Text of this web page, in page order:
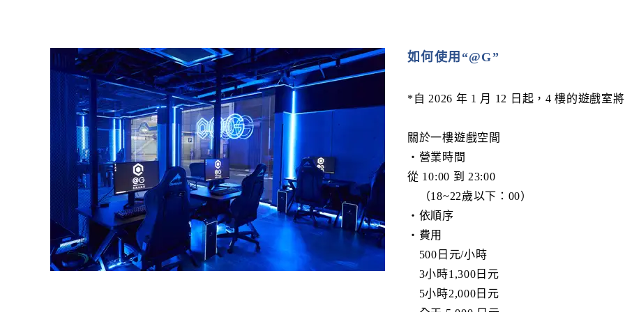
如何使用“@G”
*自 2026 年 1 月 12 日起，4 樓的遊戲室將
關於一樓遊戲空間
・營業時間
從 10:00 到 23:00
（18~22歲以下：00）
・依順序
・費用
500日元/小時
3小時1,300日元
5小時2,000日元